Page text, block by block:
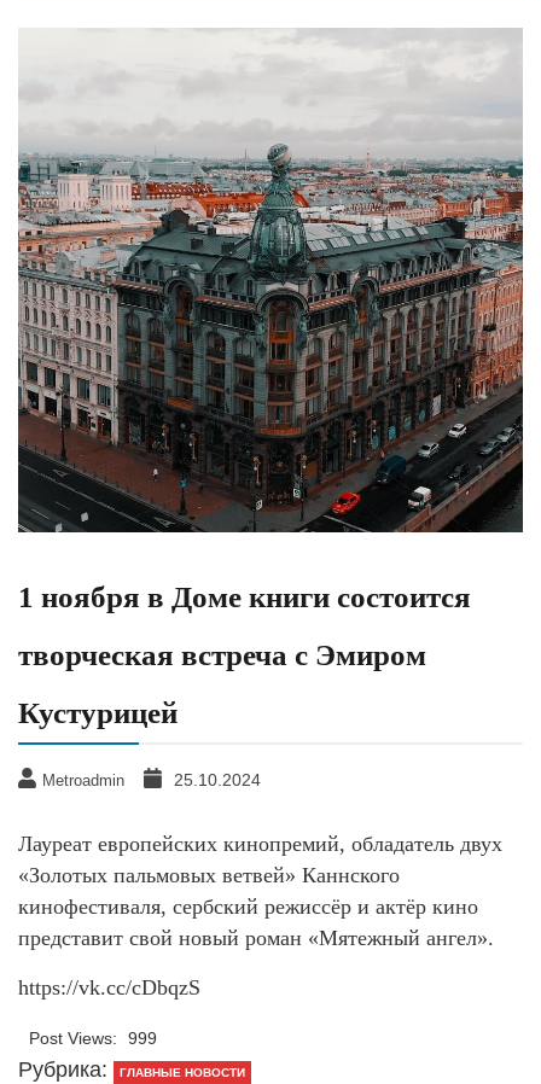
1 ноября в Доме книги состоится
творческая встреча с Эмиром
Кустурицей
Metroadmin 25.10.2024
Лауреат европейских кинопремий, обладатель двух
«Золотых пальмовых ветвей» Каннского
кинофестиваля, сербский режиссёр и актёр кино
представит свой новый роман «Мятежный ангел».
https://vk.cc/cDbqzS
Post Views: 999
Рубрика: ГЛАВНЫЕ НОВОСТИ